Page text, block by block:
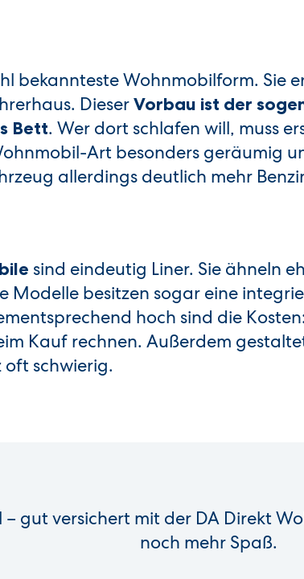
bekannteste Wohnmobilform. Sie
DieserVorbau ist der
Bett. Wer dort schlafen will, muss
Art besonders geräumig
allerdings deutlich mehr
sind eindeutig Liner. Sie ähneln
Modelle besitzen sogar eine
hoch sind die
Kauf rechnen. Außerdem
schwierig.
gut versichert mit der DA Direkt
noch mehr Spaß.